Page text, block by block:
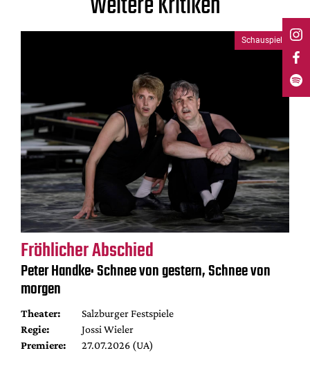
Schauspiel
Fröhlicher Abschied
Peter Handke: Schnee von gestern, Schnee von
morgen
Theater:
Salzburger Festspiele
Regie:
Jossi Wieler
Premiere:
27.07.2026 (UA)